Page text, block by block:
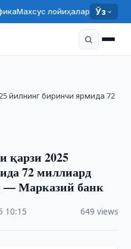
Махсус лойиҳалар Ўз
йилнинг биринчи ярмида 72
қарзи 2025
72 миллиард
— Марказий банк
10:15 649 views